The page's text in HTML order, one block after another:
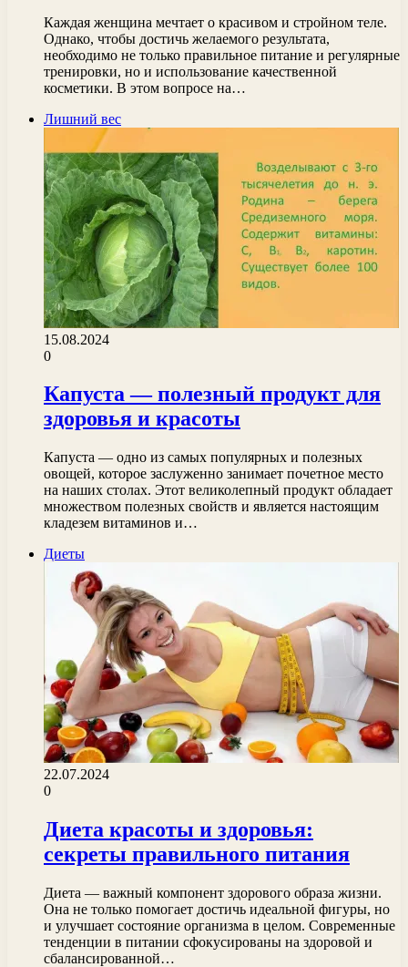
Каждая женщина мечтает о красивом и стройном теле.
Однако, чтобы достичь желаемого результата,
необходимо не только правильное питание и регулярные
тренировки, но и использование качественной
косметики. В этом вопросе на…
Лишний вес
15.08.2024
0
Капуста — полезный продукт для
здоровья и красоты
Капуста — одно из самых популярных и полезных
овощей, которое заслуженно занимает почетное место
на наших столах. Этот великолепный продукт обладает
множеством полезных свойств и является настоящим
кладезем витаминов и…
Диеты
22.07.2024
0
Диета красоты и здоровья:
секреты правильного питания
Диета — важный компонент здорового образа жизни.
Она не только помогает достичь идеальной фигуры, но
и улучшает состояние организма в целом. Современные
тенденции в питании сфокусированы на здоровой и
сбалансированной…